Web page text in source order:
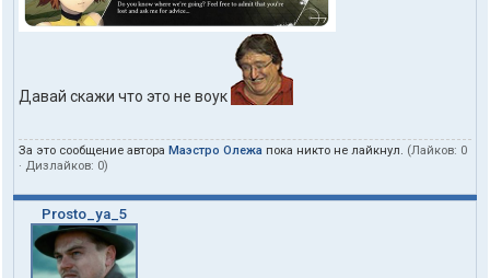
Давай скажи что это не воук
За это сообщение автора Маэстро Олежа пока никто не лайкнул. (Лайков: 0
· Дизлайков: 0)
Prosto_ya_5